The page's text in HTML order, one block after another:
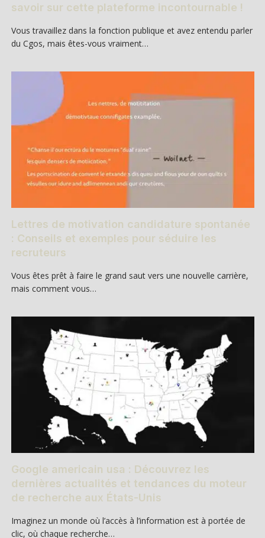
savoir sur cette plateforme incontournable !
Vous travaillez dans la fonction publique et avez entendu parler
du Cgos, mais êtes-vous vraiment…
Lettres de motivation candidature spontanée
: Conseils et exemples pour séduire les
recruteurs
Vous êtes prêt à faire le grand saut vers une nouvelle carrière,
mais comment vous…
Google americain usa : Découvrez les
dernières actualités et tendances du moteur
de recherche aux États-Unis
Imaginez un monde où l’accès à l’information est à portée de
clic, où chaque recherche…